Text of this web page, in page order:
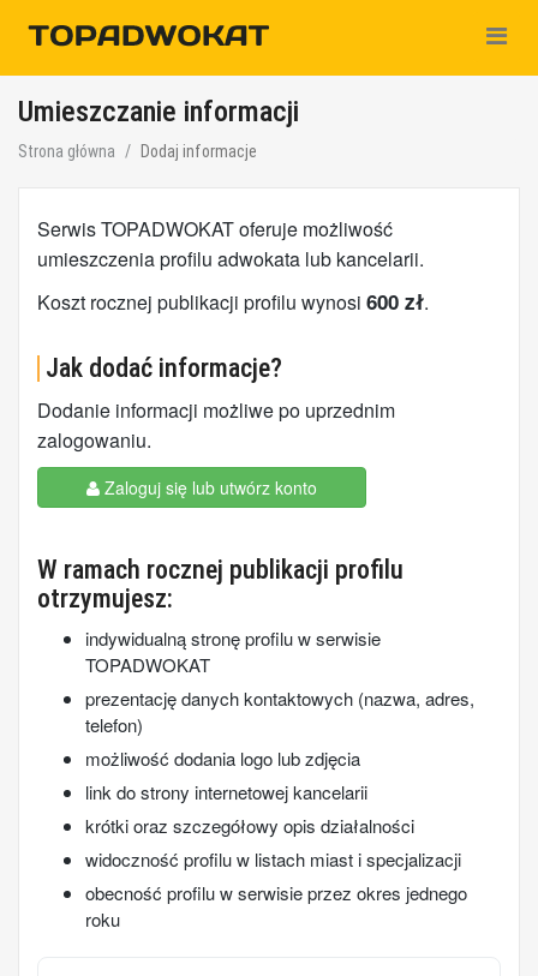
Umieszczanie informacji
Strona główna Dodaj informacje
Serwis TOPADWOKAT oferuje możliwość
umieszczenia profilu adwokata lub kancelarii.
Koszt rocznej publikacji profilu wynosi 600 zł.
Jak dodać informacje?
Dodanie informacji możliwe po uprzednim
zalogowaniu.
Zaloguj się lub utwórz konto
W ramach rocznej publikacji profilu
otrzymujesz:
indywidualną stronę profilu w serwisie
TOPADWOKAT
prezentację danych kontaktowych (nazwa, adres,
telefon)
możliwość dodania logo lub zdjęcia
link do strony internetowej kancelarii
krótki oraz szczegółowy opis działalności
widoczność profilu w listach miast i specjalizacji
obecność profilu w serwisie przez okres jednego
roku